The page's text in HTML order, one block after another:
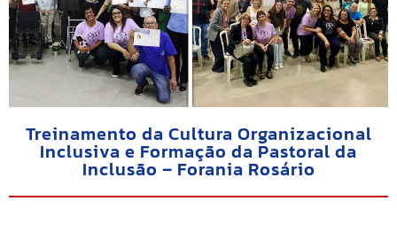
Treinamento da Cultura Organizacional
Inclusiva e Formação da Pastoral da
Inclusão – Forania Rosário